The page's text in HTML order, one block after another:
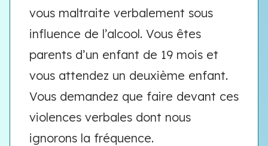
vous maltraite verbalement sous
influence de l’alcool. Vous êtes
parents d’un enfant de 19 mois et
vous attendez un deuxième enfant.
Vous demandez que faire devant ces
violences verbales dont nous
ignorons la fréquence.